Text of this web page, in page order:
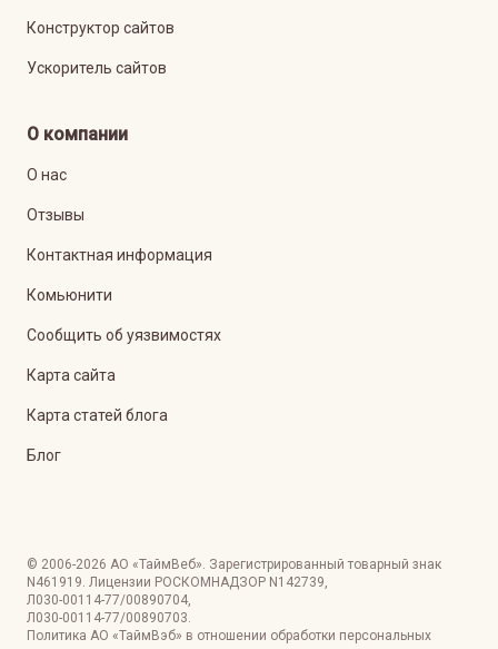
Конструктор сайтов
Ускоритель сайтов
О компании
О нас
Отзывы
Контактная информация
Комьюнити
Сообщить об уязвимостях
Карта сайта
Карта статей блога
Блог
© 2006-2026 АО «ТаймВеб». Зарегистрированный товарный знак
N461919. Лицензии РОСКОМНАДЗОР N142739,
Л030-00114-77/00890704,
Л030-00114-77/00890703.
Политика АО «ТаймВэб» в отношении обработки персональных